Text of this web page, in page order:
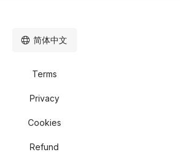
Terms
Privacy
Cookies
Refund
简体中文